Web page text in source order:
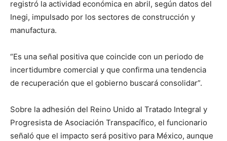
registró la actividad económica en abril, según datos del
Inegi, impulsado por los sectores de construcción y
manufactura.
“Es una señal positiva que coincide con un periodo de
incertidumbre comercial y que confirma una tendencia
de recuperación que el gobierno buscará consolidar”.
Sobre la adhesión del Reino Unido al Tratado Integral y
Progresista de Asociación Transpacífico, el funcionario
señaló que el impacto será positivo para México, aunque